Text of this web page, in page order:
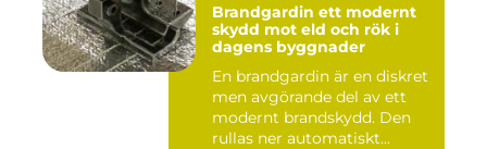
Brandgardin ett modernt
skydd mot eld och rök i
dagens byggnader
En brandgardin är en diskret
men avgörande del av ett
modernt brandskydd. Den
rullas ner automatiskt...